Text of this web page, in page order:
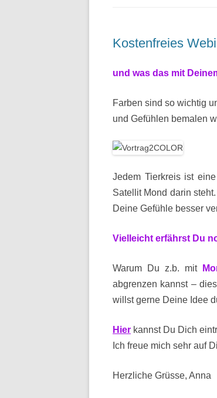
Kostenfreies
und was das mit
Farben sind so wichtig
und Gefühlen bemalen
Jedem Tierkreis ist
Satellit Mond darin
Deine Gefühle besser
Vielleicht erfährst Du
Warum Du z.b. mit
abgrenzen kannst –
willst gerne Deine Idee
Hier kannst Du Dich
Ich freue mich sehr auf
Herzliche Grüsse, Anna